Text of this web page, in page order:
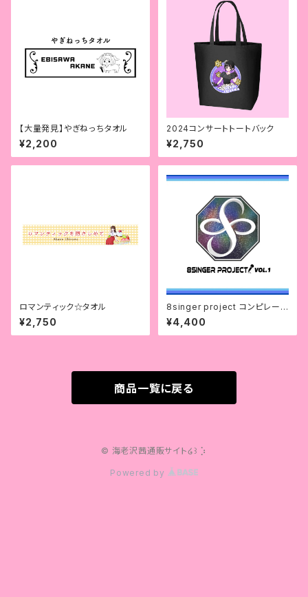
【大量発見】やぎねっちタオル
¥2,200
2024コンサートトートバック
¥2,750
ロマンティック☆タオル
¥2,750
8singer project コンピレーシ
ョンアルバム
¥4,400
商品一覧に戻る
© 海老沢茜通販サイト໒꒱ ⡱
Powered by